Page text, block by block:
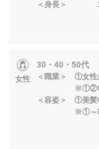
＜身長＞
女性
30・40・50代
＜職業＞ ①女性
※①②いずれ
＜容姿＞ ①美
※①～④いず